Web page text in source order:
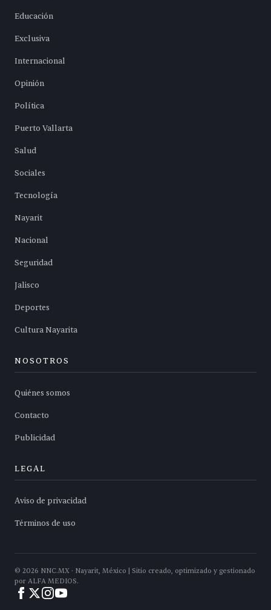
Educación
Exclusiva
Internacional
Opinión
Política
Puerto Vallarta
Salud
Sociales
Tecnología
Nayarit
Nacional
Seguridad
Jalisco
Deportes
Cultura Nayarita
NOSOTROS
Quiénes somos
Contacto
Publicidad
LEGAL
Aviso de privacidad
Términos de uso
© 2026 NNC.MX · Nayarit, México | Sitio creado, optimizado y gestionado
por ALFA MEDIOS.